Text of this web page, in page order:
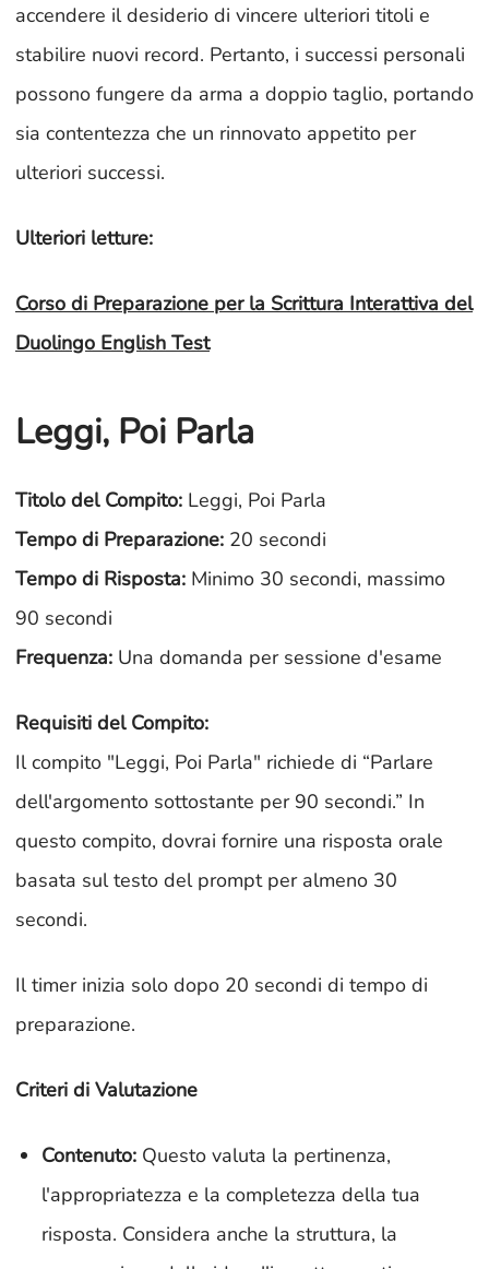
accendere il desiderio di vincere ulteriori titoli e
stabilire nuovi record. Pertanto, i successi personali
possono fungere da arma a doppio taglio, portando
sia contentezza che un rinnovato appetito per
ulteriori successi.
Ulteriori letture:
Corso di Preparazione per la Scrittura Interattiva del
Duolingo English Test
Leggi, Poi Parla
Titolo del Compito: Leggi, Poi Parla
Tempo di Preparazione: 20 secondi
Tempo di Risposta: Minimo 30 secondi, massimo
90 secondi
Frequenza: Una domanda per sessione d'esame
Requisiti del Compito:
Il compito "Leggi, Poi Parla" richiede di “Parlare
dell'argomento sottostante per 90 secondi.” In
questo compito, dovrai fornire una risposta orale
basata sul testo del prompt per almeno 30
secondi.
Il timer inizia solo dopo 20 secondi di tempo di
preparazione.
Criteri di Valutazione
Contenuto: Questo valuta la pertinenza,
l'appropriatezza e la completezza della tua
risposta. Considera anche la struttura, la